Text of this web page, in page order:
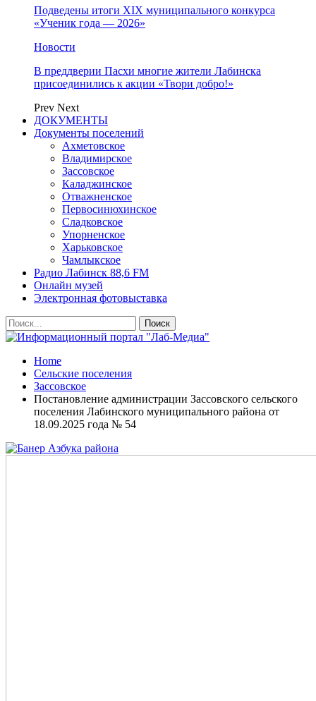
Подведены итоги XIX муниципального конкурса
«Ученик года — 2026»
Новости
В преддверии Пасхи многие жители Лабинска
присоединились к акции «Твори добро!»
Prev Next
ДОКУМЕНТЫ
Документы поселений
Ахметовское
Владимирское
Зассовское
Каладжинское
Отважненское
Первосинюхинское
Сладковское
Упорненское
Харьковское
Чамлыкское
Радио Лабинск 88,6 FM
Онлайн музей
Электронная фотовыставка
Home
Сельские поселения
Зассовское
Постановление администрации Зассовского сельского
поселения Лабинского муниципального района от
18.09.2025 года № 54